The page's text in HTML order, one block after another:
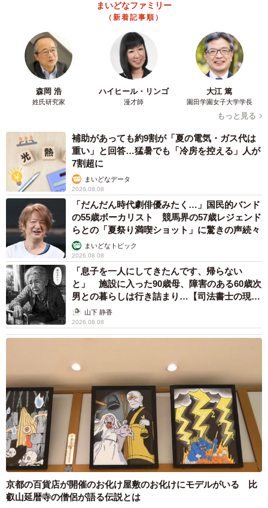
まいどなファミリー
（新着記事順）
森岡 浩
姓氏研究家
ハイヒール・リンゴ
漫才師
大江 篤
園田学園女子大学学長
もっと見る
補助があっても約9割が「夏の電気・ガス代は
重い」と回答…猛暑でも「冷房を控える」人が
7割超に
まいどなデータ
2026.08.08
「だんだん時代劇俳優みたく…」国民的バンド
の55歳ボーカリスト 競馬界の57歳レジェンド
らとの「夏祭り満喫ショット」に驚きの声続々
まいどなトピック
2026.08.08
「息子を一人にしてきたんです、帰らない
と」 施設に入った90歳母、障害のある60歳次
男との暮らしは行き詰まり…【司法書士の現場
から】山下 静香
2026.08.08
京都の百貨店が開催のお化け屋敷のお化けにモデルがいる 比
叡山延暦寺の僧侶が語る伝説とは